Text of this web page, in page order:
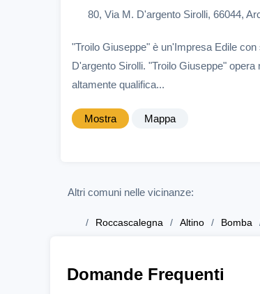
80, Via M. D'argento Sirolli, 66044,
"Troilo Giuseppe" è un'Impresa Edile
D'argento Sirolli. "Troilo Giuseppe"
altamente qualifica...
Mostra Mappa
Altri comuni nelle vicinanze:
Roccascalegna Altino Bomba
Domande Frequenti